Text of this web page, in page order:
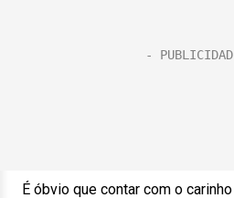
É óbvio que contar com o